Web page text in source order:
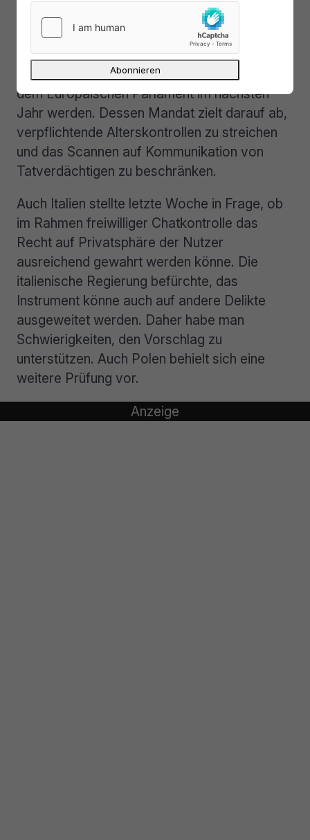
Sollte der Rat die Warnungen der Akademiker
nicht beherzigen, dürften Alterskontrollen und
das „freiwillige“ massenhafte Scannen zum
zentralen Streitpunkt in den Verhandlungen mit
dem Europäischen Parlament im nächsten
Jahr werden. Dessen Mandat zielt darauf ab,
verpflichtende Alterskontrollen zu streichen
und das Scannen auf Kommunikation von
Tatverdächtigen zu beschränken.
Auch Italien stellte letzte Woche in Frage, ob
im Rahmen freiwilliger Chatkontrolle das
Recht auf Privatsphäre der Nutzer
ausreichend gewahrt werden könne. Die
italienische Regierung befürchte, das
Instrument könne auch auf andere Delikte
ausgeweitet werden. Daher habe man
Schwierigkeiten, den Vorschlag zu
unterstützen. Auch Polen behielt sich eine
weitere Prüfung vor.